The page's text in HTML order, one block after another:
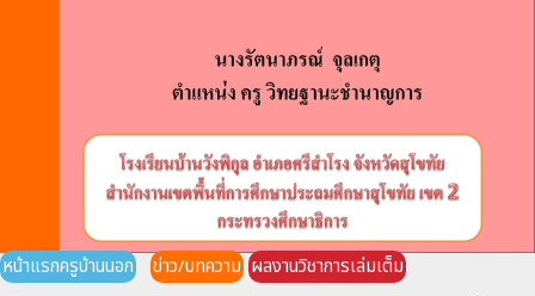
หน้าแรกครูบ้านนอก ข่าว/บทความ ผลงานวิชาการเล่มเต็ม